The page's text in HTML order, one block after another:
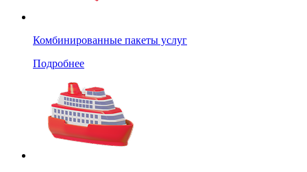
Комбинированные пакеты услуг
Подробнее